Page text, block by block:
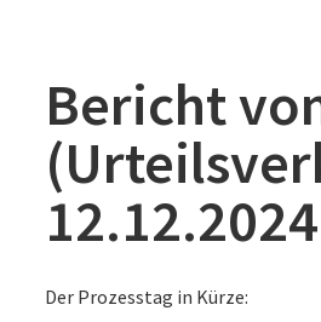
Bericht
12.12.2024
Der Prozesstag in Kürze: